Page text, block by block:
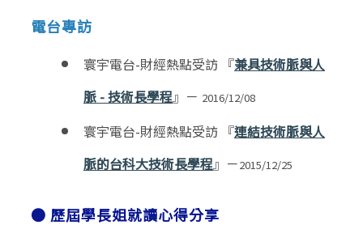
電台專訪
寰宇電台-財經熱點受訪 『兼具技術脈與人
脈 - 技術長學程』－ 2016/12/08
寰宇電台-財經熱點受訪 『連結技術脈與人
脈的台科大技術長學程』 －2015/12/25
● 歷屆學長姐就讀心得分享